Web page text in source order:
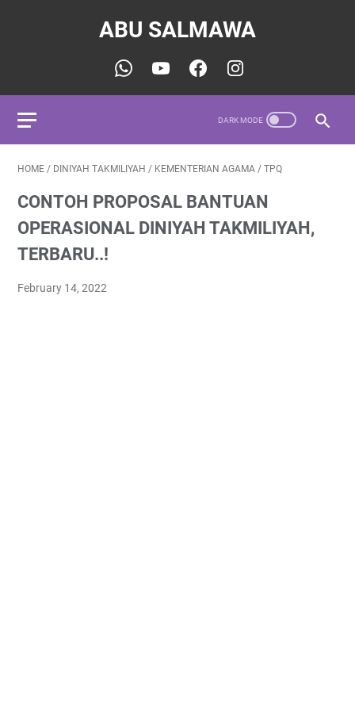
ABU SALMAWA
HOME / DINIYAH TAKMILIYAH / KEMENTERIAN AGAMA / TPQ
CONTOH PROPOSAL BANTUAN
OPERASIONAL DINIYAH TAKMILIYAH,
TERBARU..!
February 14, 2022